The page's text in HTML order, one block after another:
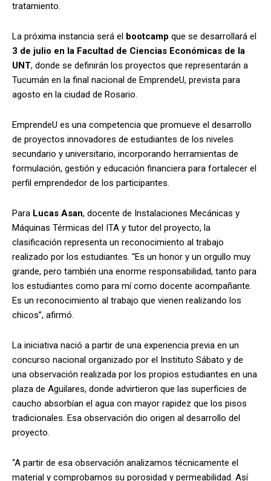
tratamiento.
La próxima instancia será el bootcamp que se desarrollará el
3 de julio en la Facultad de Ciencias Económicas de la
UNT, donde se definirán los proyectos que representarán a
Tucumán en la final nacional de EmprendeU, prevista para
agosto en la ciudad de Rosario.
EmprendeU es una competencia que promueve el desarrollo
de proyectos innovadores de estudiantes de los niveles
secundario y universitario, incorporando herramientas de
formulación, gestión y educación financiera para fortalecer el
perfil emprendedor de los participantes.
Para Lucas Asan, docente de Instalaciones Mecánicas y
Máquinas Térmicas del ITA y tutor del proyecto, la
clasificación representa un reconocimiento al trabajo
realizado por los estudiantes. “Es un honor y un orgullo muy
grande, pero también una enorme responsabilidad, tanto para
los estudiantes como para mí como docente acompañante.
Es un reconocimiento al trabajo que vienen realizando los
chicos”, afirmó.
La iniciativa nació a partir de una experiencia previa en un
concurso nacional organizado por el Instituto Sábato y de
una observación realizada por los propios estudiantes en una
plaza de Aguilares, donde advirtieron que las superficies de
caucho absorbían el agua con mayor rapidez que los pisos
tradicionales. Esa observación dio origen al desarrollo del
proyecto.
“A partir de esa observación analizamos técnicamente el
material y comprobamos su porosidad y permeabilidad. Así